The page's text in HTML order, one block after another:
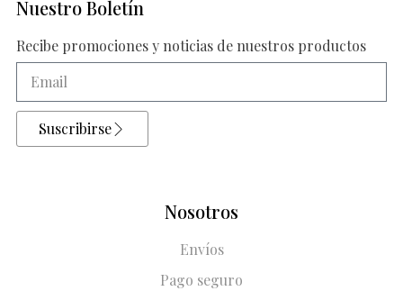
Nuestro Boletín
Recibe promociones y noticias de nuestros productos
Suscribirse
Nosotros
Envíos
Pago seguro